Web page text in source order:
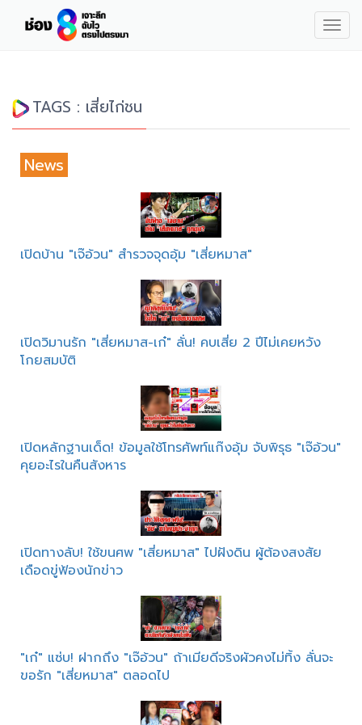
TAGS : เสี่ยไก่ชน
News
เปิดบ้าน "เจ๊อ้วน" สำรวจจุดอุ้ม "เสี่ยหมาส"
เปิดวิมานรัก "เสี่ยหมาส-เก๋" ลั่น! คบเสี่ย 2 ปีไม่เคยหวัง
โกยสมบัติ
เปิดหลักฐานเด็ด! ข้อมูลใช้โทรศัพท์แก๊งอุ้ม จับพิรุธ "เจ๊อ้วน"
คุยอะไรในคืนสังหาร
เปิดทางลับ! ใช้ขนศพ "เสี่ยหมาส" ไปฝังดิน ผู้ต้องสงสัย
เดือดขู่ฟ้องนักข่าว
"เก๋" แซ่บ! ฝากถึง "เจ๊อ้วน" ถ้าเมียดีจริงผัวคงไม่ทิ้ง ลั่นจะ
ขอรัก "เสี่ยหมาส" ตลอดไป